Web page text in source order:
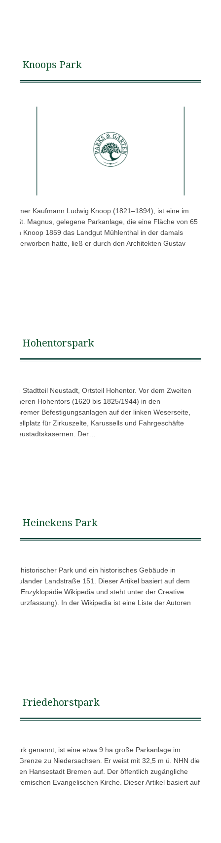
Knoops Park
Bremer Kaufmann Ludwig Knoop (1821–1894), ist eine im
St. Magnus, gelegene Parkanlage, die eine Fläche von 65
Knoop 1859 das Landgut Mühlenthal in der damals
erworben hatte, ließ er durch den Architekten Gustav
Hohentorspark
im Stadtteil Neustadt, Ortsteil Hohentor. Vor dem Zweiten
früheren Hohentors (1620 bis 1825/1944) in den
Bremer Befestigungsanlagen auf der linken Weserseite,
Stellplatz für Zirkuszelte, Karussells und Fahrgeschäfte
Neustadtskasernen. Der…
Heinekens Park
ein historischer Park und ein historisches Gebäude in
Landstraße 151. Dieser Artikel basiert auf dem
Enzyklopädie Wikipedia und steht unter der Creative
(Kurzfassung). In der Wikipedia ist eine Liste der Autoren
Friedehorstpark
genannt, ist eine etwa 9 ha große Parkanlage im
der Grenze zu Niedersachsen. Er weist mit 32,5 m ü. NHN die
Freien Hansestadt Bremen auf. Der öffentlich zugängliche
Bremischen Evangelischen Kirche. Dieser Artikel basiert auf